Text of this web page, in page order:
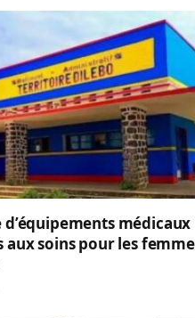
d’équipements médicaux
aux soins pour les